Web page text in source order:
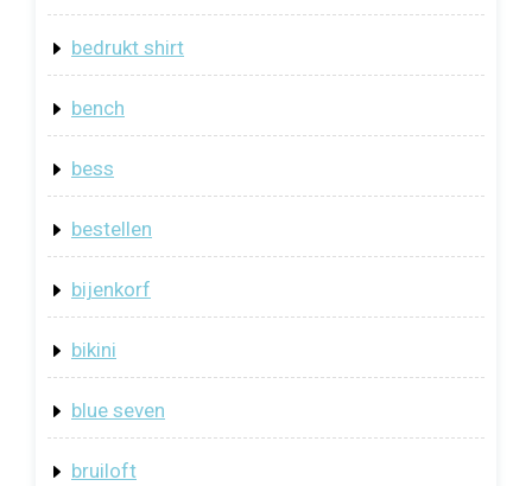
bedrukt shirt
bench
bess
bestellen
bijenkorf
bikini
blue seven
bruiloft